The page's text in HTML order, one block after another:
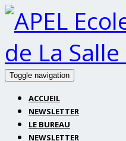
Toggle navigation
ACCUEIL
NEWSLETTER
LE BUREAU
NEWSLETTER